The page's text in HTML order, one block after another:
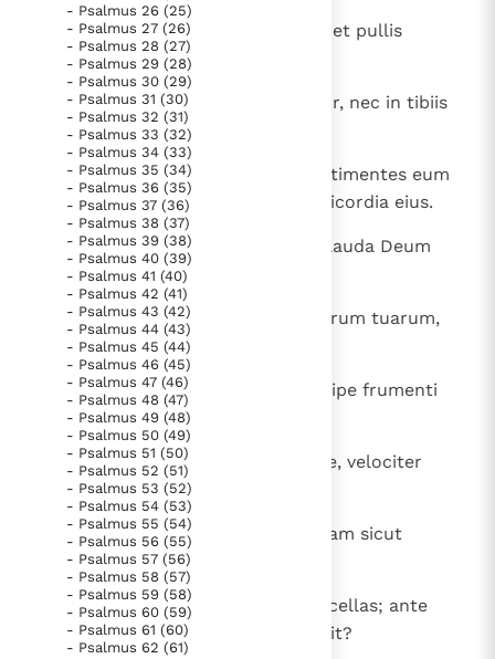
kerkelijke documenten van de Rooms
Katholieke Kerk in het Nederlands beschikbaar
en is volledig afhankelijk van donaties.
Ik help mee!
- Psalmus 26 (25)
- Psalmus 27 (26)
- Psalmus 28 (27)
- Psalmus 29 (28)
- Psalmus 30 (29)
- Psalmus 31 (30)
- Psalmus 32 (31)
- Psalmus 33 (32)
- Psalmus 34 (33)
- Psalmus 35 (34)
- Psalmus 36 (35)
- Psalmus 37 (36)
- Psalmus 38 (37)
- Psalmus 39 (38)
- Psalmus 40 (39)
- Psalmus 41 (40)
- Psalmus 42 (41)
- Psalmus 43 (42)
- Psalmus 44 (43)
- Psalmus 45 (44)
- Psalmus 46 (45)
- Psalmus 47 (46)
- Psalmus 48 (47)
- Psalmus 49 (48)
- Psalmus 50 (49)
- Psalmus 51 (50)
- Psalmus 52 (51)
- Psalmus 53 (52)
- Psalmus 54 (53)
- Psalmus 55 (54)
- Psalmus 56 (55)
- Psalmus 57 (56)
- Psalmus 58 (57)
- Psalmus 59 (58)
- Psalmus 60 (59)
- Psalmus 61 (60)
- Psalmus 62 (61)
Qui dat iumentis escam ipsorum et pullis
corvorum invocantibus eum.
Non in fortitudine equi delectatur, nec in tibiis
viri beneplacitum est ei.
Beneplacitum est Domino super timentes eum
et in eis, qui sperant super misericordia eius.
Lauda, Ierusalem, Dominum; collauda Deum
tuum, Sion.
Quoniam confortavit seras portarum tuarum,
benedixit filiis tuis in te.
Qui ponit fines tuos pacem et adipe frumenti
satiat te.
Qui emittit eloquium suum terrae, velociter
currit verbum eius.
Qui dat nivem sicut lanam, pruinam sicut
cinerem spargit.
Mittit crystallum suam sicut buccellas; ante
faciem frigoris eius quis sustinebit?